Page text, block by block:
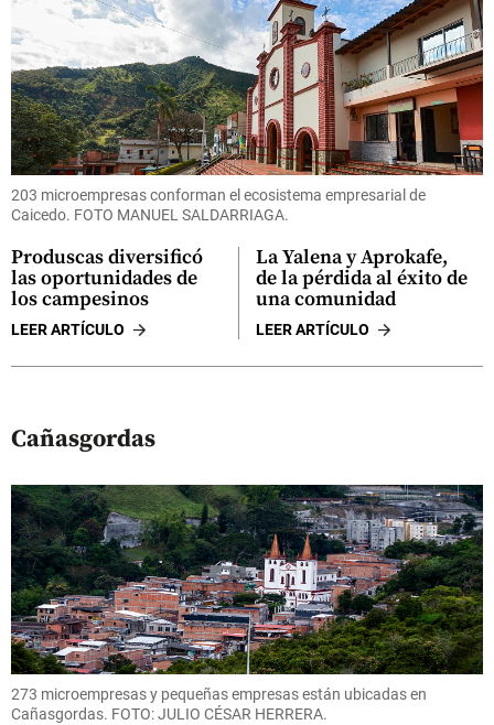
203 microempresas conforman el ecosistema empresarial de
Caicedo. FOTO MANUEL SALDARRIAGA.
Produscas diversificó
las oportunidades de
los campesinos
LEER ARTÍCULO
La Yalena y Aprokafe,
de la pérdida al éxito de
una comunidad
LEER ARTÍCULO
Cañasgordas
273 microempresas y pequeñas empresas están ubicadas en
Cañasgordas. FOTO: JULIO CÉSAR HERRERA.